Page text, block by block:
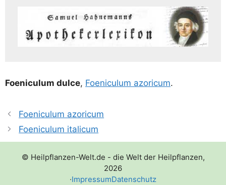
Foe­ni­cu­lum dul­ce, Foe­ni­cu­lum azori­cum.
Foeniculum azoricum
Foeniculum italicum
© Heilpflanzen-Welt.de - die Welt der Heilpflanzen,
2026
·ImpressumDatenschutz